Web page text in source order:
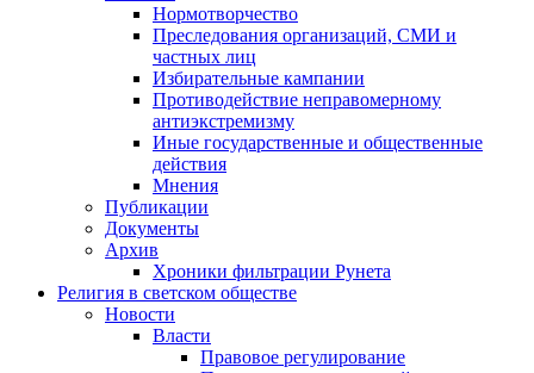
Нормотворчество
Преследования организаций, СМИ и
частных лиц
Избирательные кампании
Противодействие неправомерному
антиэкстремизму
Иные государственные и общественные
действия
Мнения
Публикации
Документы
Архив
Хроники фильтрации Рунета
Религия в светском обществе
Новости
Власти
Правовое регулирование